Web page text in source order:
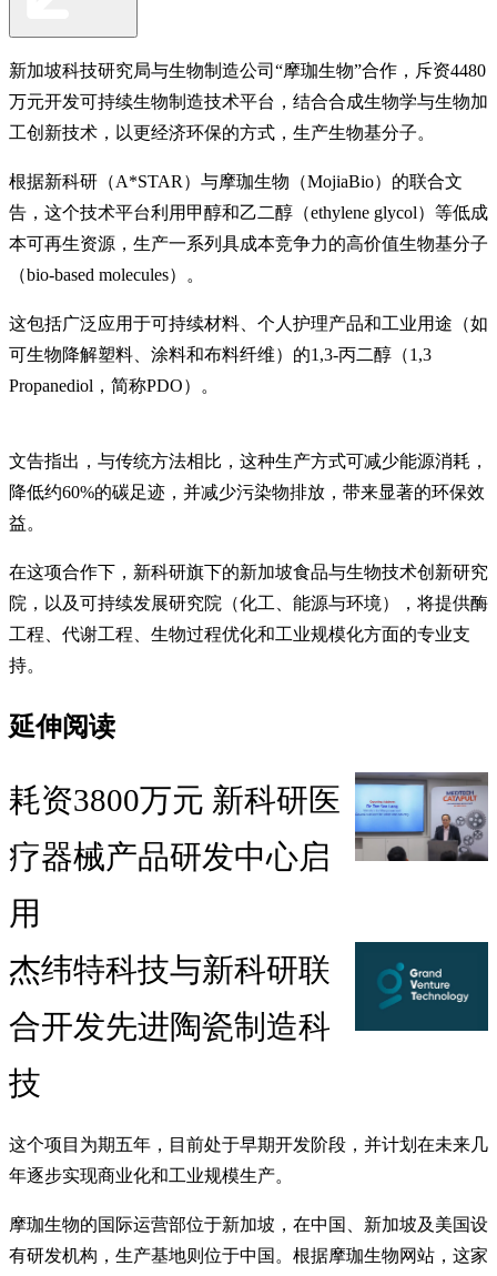
新加坡科技研究局与生物制造公司“摩珈生物”合作，斥资4480
万元开发可持续生物制造技术平台，结合合成生物学与生物加
工创新技术，以更经济环保的方式，生产生物基分子。
根据新科研（A*STAR）与摩珈生物（MojiaBio）的联合文
告，这个技术平台利用甲醇和乙二醇（ethylene glycol）等低成
本可再生资源，生产一系列具成本竞争力的高价值生物基分子
（bio-based molecules）。
这包括广泛应用于可持续材料、个人护理产品和工业用途（如
可生物降解塑料、涂料和布料纤维）的1,3-丙二醇（1,3
Propanediol，简称PDO）。
文告指出，与传统方法相比，这种生产方式可减少能源消耗，
降低约60%的碳足迹，并减少污染物排放，带来显著的环保效
益。
在这项合作下，新科研旗下的新加坡食品与生物技术创新研究
院，以及可持续发展研究院（化工、能源与环境），将提供酶
工程、代谢工程、生物过程优化和工业规模化方面的专业支
持。
延伸阅读
耗资3800万元 新科研医
疗器械产品研发中心启
用
杰纬特科技与新科研联
合开发先进陶瓷制造科
技
这个项目为期五年，目前处于早期开发阶段，并计划在未来几
年逐步实现商业化和工业规模生产。
摩珈生物的国际运营部位于新加坡，在中国、新加坡及美国设
有研发机构，生产基地则位于中国。根据摩珈生物网站，这家